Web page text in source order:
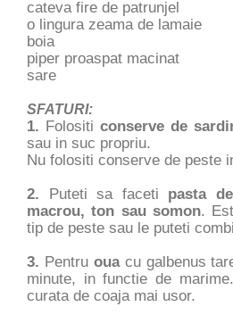
cateva fire de patrunjel
o lingura zeama de lamaie
boia
piper proaspat macinat
sare
SFATURI:
1. Folositi conserve de
sau in suc propriu.
Nu folositi conserve de peste
2. Puteti sa faceti pasta
macrou, ton sau somon.
tip de peste sau le puteti
3. Pentruouacu galbenus
minute, in functie de
curata de coaja mai usor.